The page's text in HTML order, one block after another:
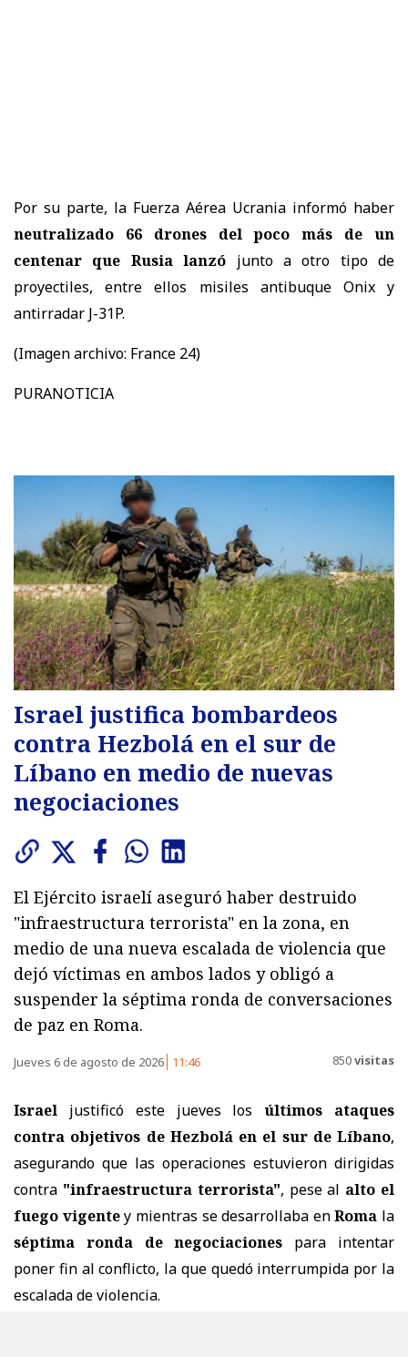
Por su parte, la Fuerza Aérea Ucrania informó haber
neutralizado 66 drones del poco más de un
centenar que Rusia lanzó junto a otro tipo de
proyectiles, entre ellos misiles antibuque Onix y
antirradar J-31P.
(Imagen archivo: France 24)
PURANOTICIA
Israel justifica bombardeos
contra Hezbolá en el sur de
Líbano en medio de nuevas
negociaciones
El Ejército israelí aseguró haber destruido
"infraestructura terrorista" en la zona, en
medio de una nueva escalada de violencia que
dejó víctimas en ambos lados y obligó a
suspender la séptima ronda de conversaciones
de paz en Roma.
Jueves 6 de agosto de 2026 11:46 850visitas
Israel justificó este jueves losúltimos ataques
contra objetivos de Hezbolá en el sur de Líbano,
asegurando que las operaciones estuvieron dirigidas
contra "infraestructura terrorista", pese al alto el
fuego vigentey mientras se desarrollaba enRoma la
séptima ronda de negociaciones para intentar
poner fin al conflicto, la que quedó interrumpida por la
escalada de violencia.